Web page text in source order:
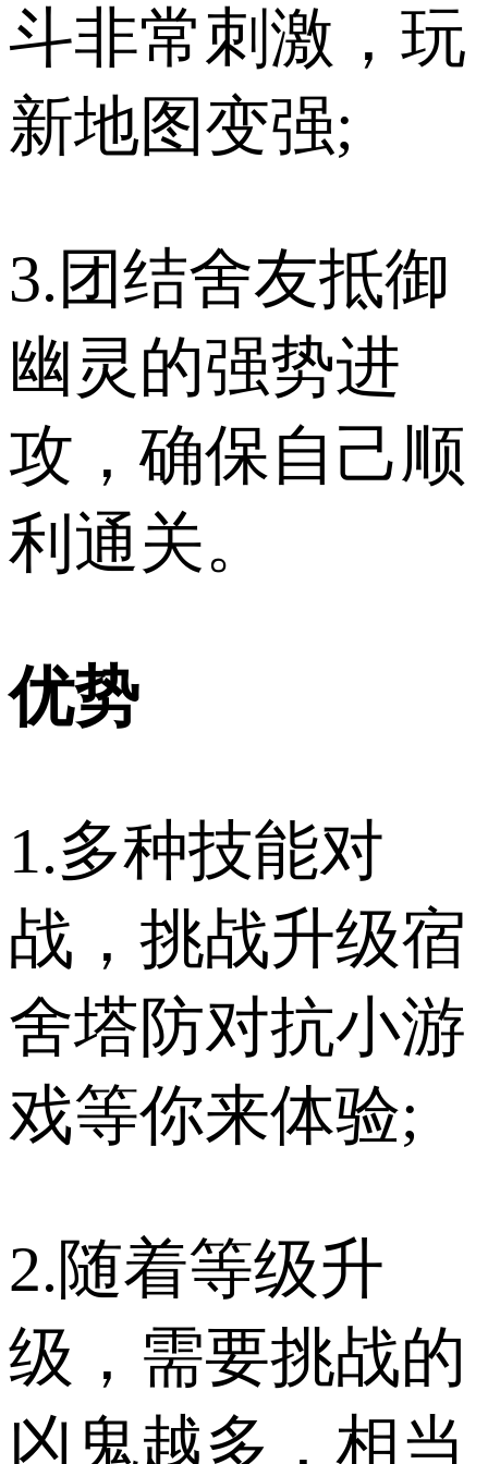
斗非常刺激，玩
新地图变强;
3.团结舍友抵御
幽灵的强势进
攻，确保自己顺
利通关。
优势
1.多种技能对
战，挑战升级宿
舍塔防对抗小游
戏等你来体验;
2.随着等级升
级，需要挑战的
凶鬼越多，相当